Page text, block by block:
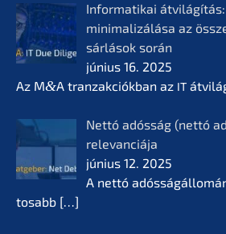
Infor­ma­ti­kai
minima­li­zá­lá­sa az
sár­lá­sok során
június 16. 2025
Az M&A tranzak­ciók­ban az IT
Nettó adósság (nettó
relevan­ciá­ja
június 12. 2025
A nettó
tosabb […]